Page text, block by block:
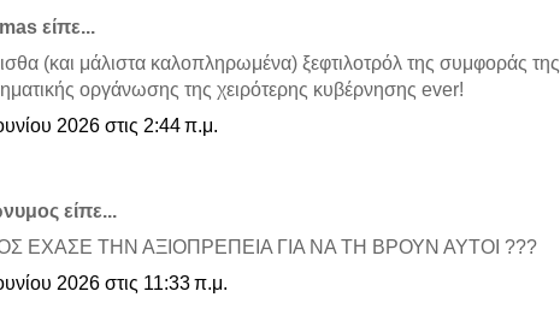
είπε...
(και μάλιστα καλοπληρωμένα) ξεφτιλοτρόλ της συμφοράς της
οργάνωσης της χειρότερης κυβέρνησης ever!
2026 στις 2:44 π.μ.
είπε...
ΕΧΑΣΕ ΤΗΝ ΑΞΙΟΠΡΕΠΕΙΑ ΓΙΑ ΝΑ ΤΗ ΒΡΟΥΝ ΑΥΤΟΙ ???
2026 στις 11:33 π.μ.